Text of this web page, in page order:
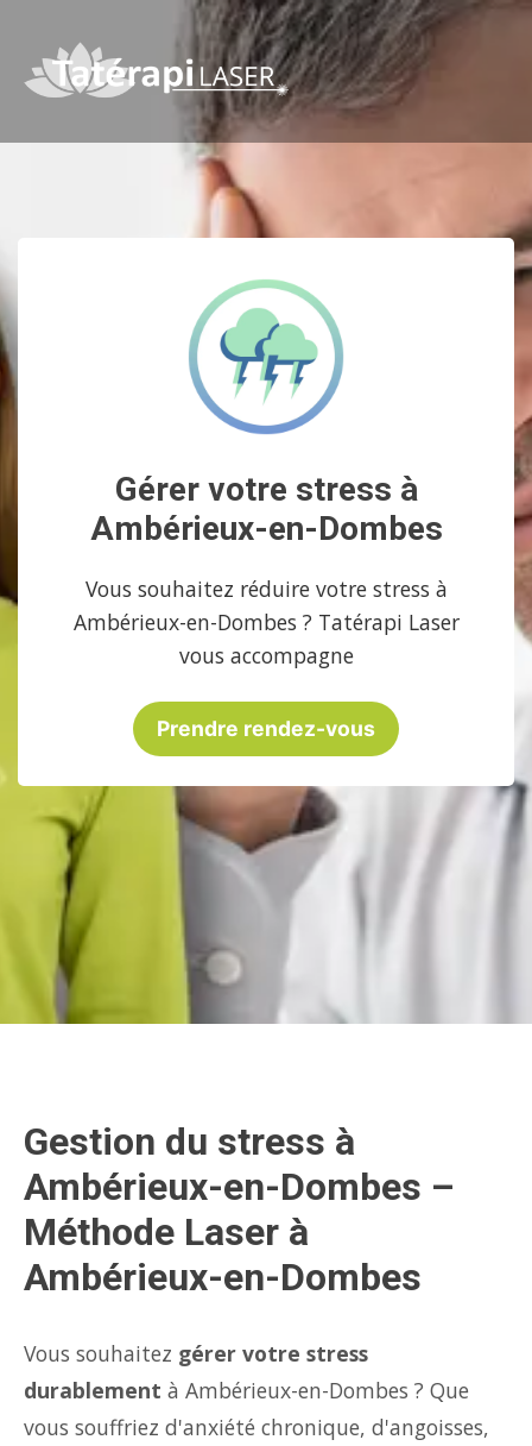
Gérer votre stress à
Ambérieux-en-Dombes
Vous souhaitez réduire votre stress à
Ambérieux-en-Dombes ? Tatérapi Laser
vous accompagne
Prendre rendez-vous
Gestion du stress à
Ambérieux-en-Dombes –
Méthode Laser à
Ambérieux-en-Dombes
Vous souhaitez gérer votre stress
durablement à Ambérieux-en-Dombes ? Que
vous souffriez d'anxiété chronique, d'angoisses,